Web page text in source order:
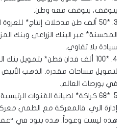
يتوقف، يتوقف معه وطن.
3. *50 ألف طن مدخلات إنتاج*
المحسنة* عبر البنك الزراعي وبنك
سيادة بلا تقاوي.
4. *100 ألف فدان قطن* بتمويل
لتمويل مساحات مقدرة. الذهب
في بورصات العالم.
5. *68 كراكة* لصيانة القنوات
إدارة الري. فالمعركة مع الطمي
هذه ليست وعوداً. هذه بنود في “عقد